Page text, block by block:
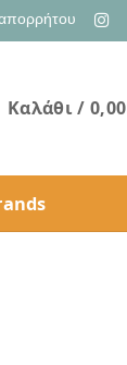
απορρήτου
Καλάθι / 0,00